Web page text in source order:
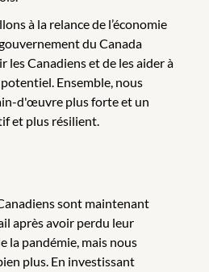
à la relance de l’économie
du Canada
les Canadiens et de les aider à
Ensemble, nous
d'œuvre plus forte et un
et plus résilient.
sont maintenant
après avoir perdu leur
la pandémie, mais nous
plus. En investissant